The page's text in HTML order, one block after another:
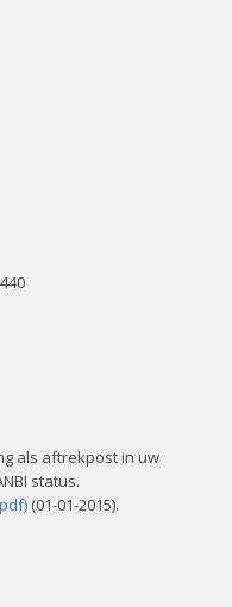
als aftrekpost in uw
status.
(01-01-2015).